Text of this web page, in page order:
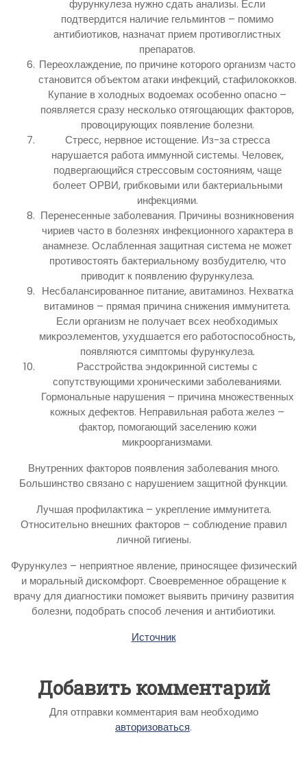
фурункулеза нужно сдать анализы. Если
подтвердится наличие гельминтов – помимо
антибиотиков, назначат прием противоглистных
препаратов.
Переохлаждение, по причине которого организм часто
становится объектом атаки инфекций, стафилококков.
Купание в холодных водоемах особенно опасно –
появляется сразу несколько отягощающих факторов,
провоцирующих появление болезни.
Стресс, нервное истощение. Из-за стресса
нарушается работа иммунной системы. Человек,
подвергающийся стрессовым состояниям, чаще
болеет ОРВИ, грибковыми или бактериальными
инфекциями.
Перенесенные заболевания. Причины возникновения
чириев часто в болезнях инфекционного характера в
анамнезе. Ослабленная защитная система не может
противостоять бактериальному возбудителю, что
приводит к появлению фурункулеза.
Несбалансированное питание, авитаминоз. Нехватка
витаминов – прямая причина снижения иммунитета.
Если организм не получает всех необходимых
микроэлементов, ухудшается его работоспособность,
появляются симптомы фурункулеза.
Расстройства эндокринной системы с
сопутствующими хроническими заболеваниями.
Гормональные нарушения – причина множественных
кожных дефектов. Неправильная работа желез –
фактор, помогающий заселению кожи
микроорганизмами.
Внутренних факторов появления заболевания много.
Большинство связано с нарушением защитной функции.
Лучшая профилактика – укрепление иммунитета.
Относительно внешних факторов – соблюдение правил
личной гигиены.
Фурункулез – неприятное явление, приносящее физический
и моральный дискомфорт. Своевременное обращение к
врачу для диагностики поможет выявить причину развития
болезни, подобрать способ лечения и антибиотики.
Источник
Добавить комментарий
Для отправки комментария вам необходимо
авторизоваться.